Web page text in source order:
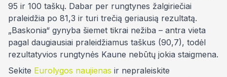
95 ir 100 taškų. Dabar per rungtynes žalgiriečiai
praleidžia po 81,3 ir turi trečią geriausią rezultatą.
„Baskonia“ gynyba šiemet tikrai nežiba – antra vieta
pagal daugiausiai praleidžiamus taškus (90,7), todėl
rezultatyvios rungtynės Kaune nebūtų jokia staigmena.
Sekite Eurolygos naujienas ir nepraleiskite